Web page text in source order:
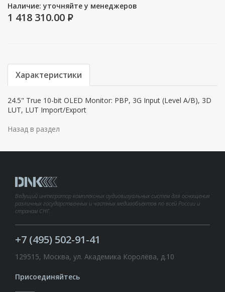
Наличие: уточняйте у менеджеров
1 418 310.00 P
Характеристики
24.5" True 10-bit OLED Monitor: PBP, 3G Input (Level A/B), 3D
LUT, LUT Import/Export
Назад в раздел
Ведущий интегратор комплексных аудиовизуальных систем для оснащения
различных государственных и частных медиаобъектов по всей России и
странам СНГ.
+7 (495) 502-91-41
129515, Москва, ул. Академика Королёва, д.10
Присоединяйтесь